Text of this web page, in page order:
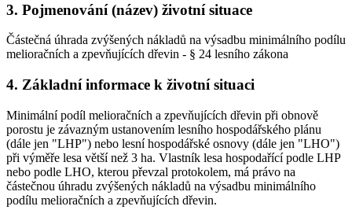
3. Pojmenování (název) životní situace
Částečná úhrada zvýšených nákladů na výsadbu minimálního podílu
melioračních a zpevňujících dřevin - § 24 lesního zákona
4. Základní informace k životní situaci
Minimální podíl melioračních a zpevňujících dřevin při obnově
porostu je závazným ustanovením lesního hospodářského plánu
(dále jen "LHP") nebo lesní hospodářské osnovy (dále jen "LHO")
při výměře lesa větší než 3 ha. Vlastník lesa hospodařící podle LHP
nebo podle LHO, kterou převzal protokolem, má právo na
částečnou úhradu zvýšených nákladů na výsadbu minimálního
podílu melioračních a zpevňujících dřevin.